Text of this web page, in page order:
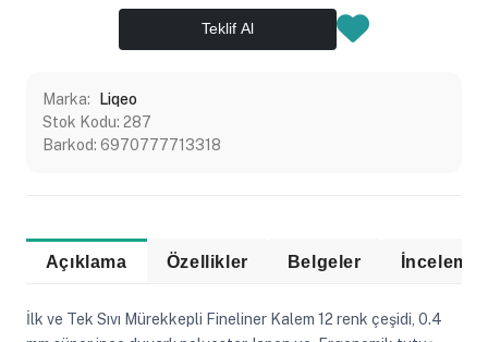
Teklif Al
Marka:
Liqeo
Stok Kodu: 287
Barkod: 6970777713318
Açıklama Özellikler Belgeler
İlk ve Tek Sıvı Mürekkepli Fineliner Kalem 12 renk çeşidi, 0.4